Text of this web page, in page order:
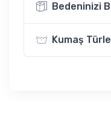
Bedeninizi
Kumaş